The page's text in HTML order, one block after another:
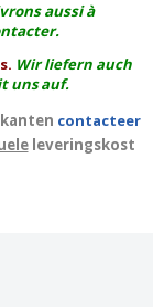
aussi à
Wir liefern auch
uns auf.
contacteer
leveringskost